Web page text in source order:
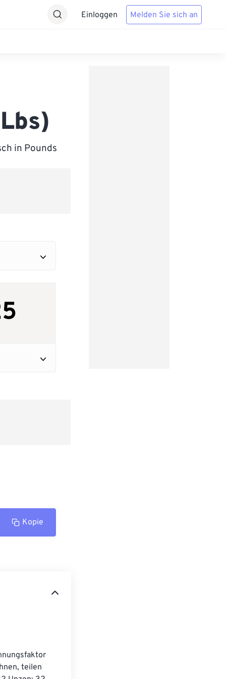
Einloggen Melden Sie sich an
in Pounds
Kopie
teilen